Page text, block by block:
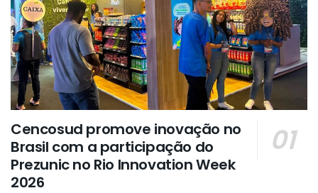
Cencosud promove inovação no
Brasil com a participação do
Prezunic no Rio Innovation Week
2026